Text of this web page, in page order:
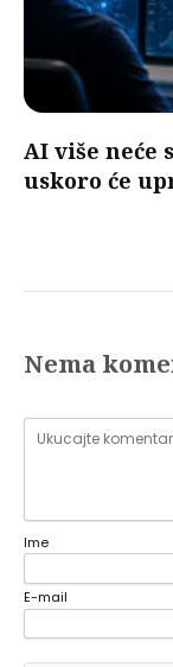
AI više neće
uskoro će
Nema
Ime
E-mail